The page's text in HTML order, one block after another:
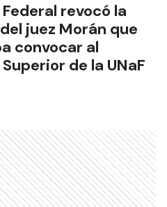
revocó la
juez Morán que
convocar al
de la UNaF